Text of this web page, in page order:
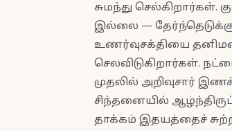
சுமந்து செல்கிறார்கள்.
இல்லை —
உணர்வுசக்தியை
செலவிடுகிறார்கள்.
முதலில் அறிவுசார்
சிந்தனையில்
தாக்கம் இதயத்தைச்